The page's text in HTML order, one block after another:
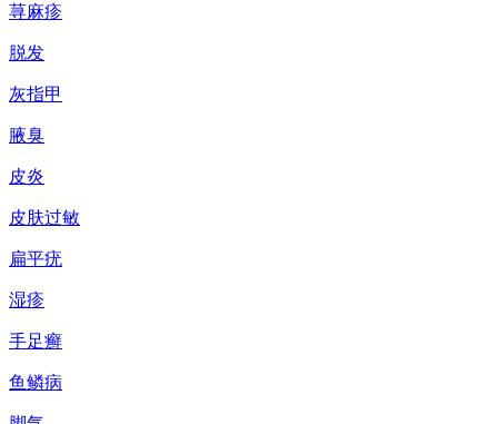
荨麻疹
脱发
灰指甲
腋臭
皮炎
皮肤过敏
扁平疣
湿疹
手足癣
鱼鳞病